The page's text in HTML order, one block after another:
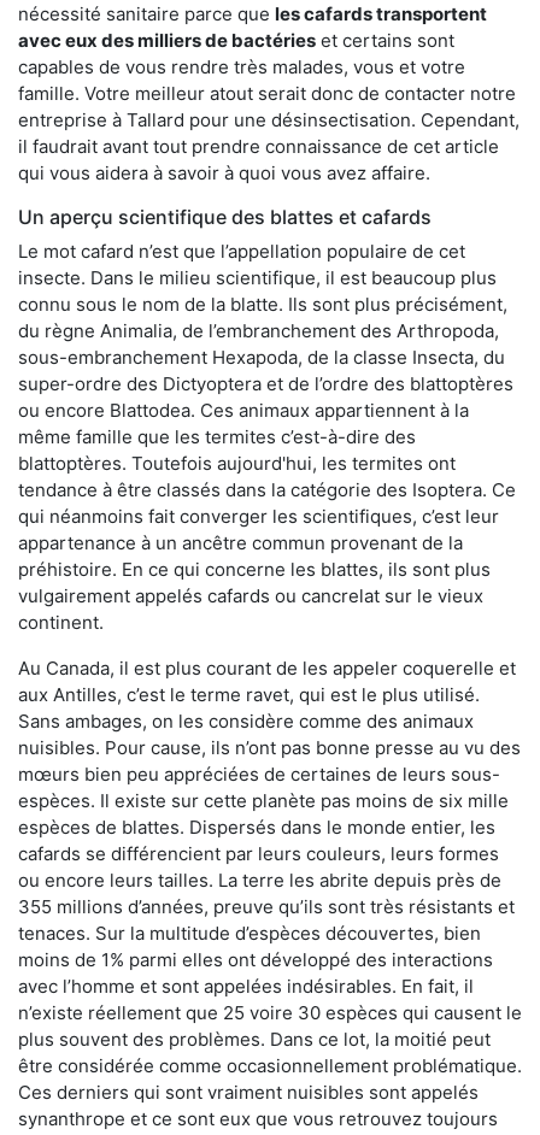
nécessité sanitaire parce que les cafards transportent
avec eux des milliers de bactéries et certains sont
capables de vous rendre très malades, vous et votre
famille. Votre meilleur atout serait donc de contacter notre
entreprise à Tallard pour une désinsectisation. Cependant,
il faudrait avant tout prendre connaissance de cet article
qui vous aidera à savoir à quoi vous avez affaire.
Un aperçu scientifique des blattes et cafards
Le mot cafard n’est que l’appellation populaire de cet
insecte. Dans le milieu scientifique, il est beaucoup plus
connu sous le nom de la blatte. Ils sont plus précisément,
du règne Animalia, de l’embranchement des Arthropoda,
sous-embranchement Hexapoda, de la classe Insecta, du
super-ordre des Dictyoptera et de l’ordre des blattoptères
ou encore Blattodea. Ces animaux appartiennent à la
même famille que les termites c’est-à-dire des
blattoptères. Toutefois aujourd'hui, les termites ont
tendance à être classés dans la catégorie des Isoptera. Ce
qui néanmoins fait converger les scientifiques, c’est leur
appartenance à un ancêtre commun provenant de la
préhistoire. En ce qui concerne les blattes, ils sont plus
vulgairement appelés cafards ou cancrelat sur le vieux
continent.
Au Canada, il est plus courant de les appeler coquerelle et
aux Antilles, c’est le terme ravet, qui est le plus utilisé.
Sans ambages, on les considère comme des animaux
nuisibles. Pour cause, ils n’ont pas bonne presse au vu des
mœurs bien peu appréciées de certaines de leurs sous-
espèces. Il existe sur cette planète pas moins de six mille
espèces de blattes. Dispersés dans le monde entier, les
cafards se différencient par leurs couleurs, leurs formes
ou encore leurs tailles. La terre les abrite depuis près de
355 millions d’années, preuve qu’ils sont très résistants et
tenaces. Sur la multitude d’espèces découvertes, bien
moins de 1% parmi elles ont développé des interactions
avec l’homme et sont appelées indésirables. En fait, il
n’existe réellement que 25 voire 30 espèces qui causent le
plus souvent des problèmes. Dans ce lot, la moitié peut
être considérée comme occasionnellement problématique.
Ces derniers qui sont vraiment nuisibles sont appelés
synanthrope et ce sont eux que vous retrouvez toujours